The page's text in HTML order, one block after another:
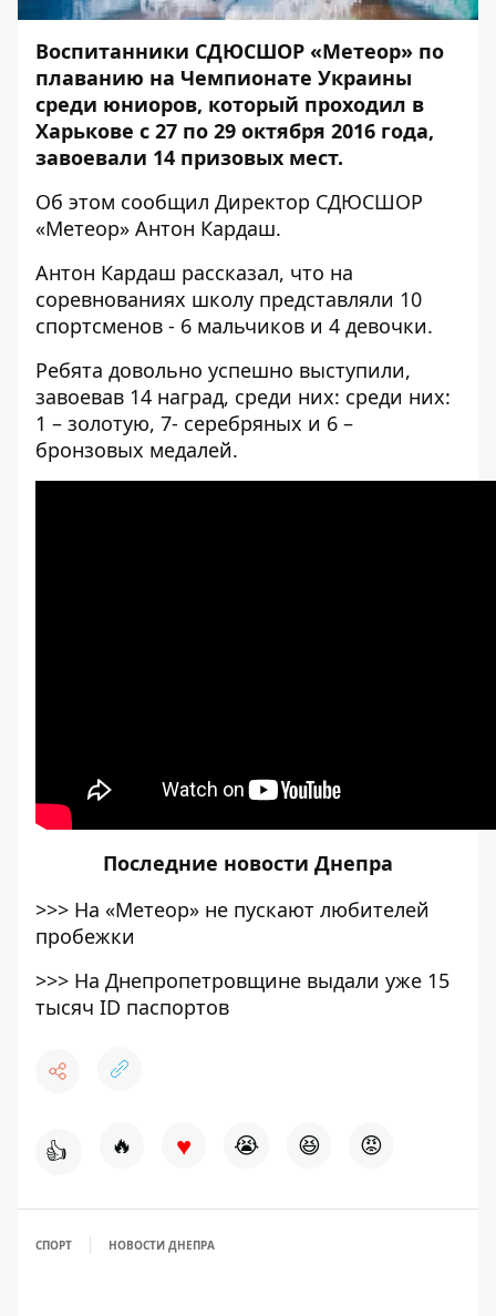
Воспитанники СДЮСШОР «Метеор» по
плаванию на Чемпионате Украины
среди юниоров, который проходил в
Харькове с 27 по 29 октября 2016 года,
завоевали 14 призовых мест.
Об этом сообщил Директор СДЮСШОР
«Метеор» Антон Кардаш.
Антон Кардаш рассказал, что на
соревнованиях школу представляли 10
спортсменов - 6 мальчиков и 4 девочки.
Ребята довольно успешно выступили,
завоевав 14 наград, среди них: среди них:
1 – золотую, 7- серебряных и 6 –
бронзовых медалей.
Последние новости Днепра
>>> На «Метеор» не пускают любителей
пробежки
>>> На Днепропетровщине выдали уже 15
тысяч ID паспортов
👍 🔥 ♥ 😭 😆 😡
СПОРТ НОВОСТИ ДНЕПРА